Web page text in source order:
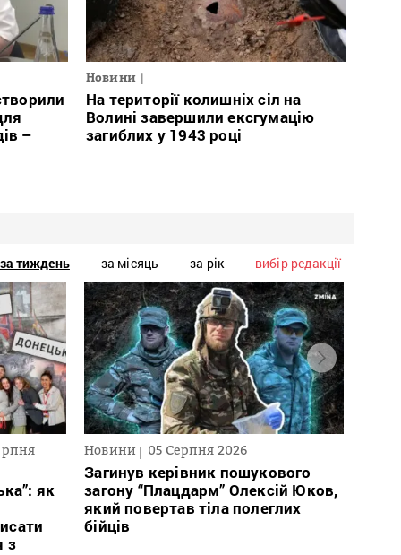
–
Новини
На території колишніх сіл на
Волині завершили ексгумацію
загиблих у 1943 році
за тиждень за місяць за рік вибір редакції
як
з
Новини 05 Серпня 2026
Загинув керівник пошукового
загону “Плацдарм” Олексій Юков,
який повертав тіла полеглих
бійців